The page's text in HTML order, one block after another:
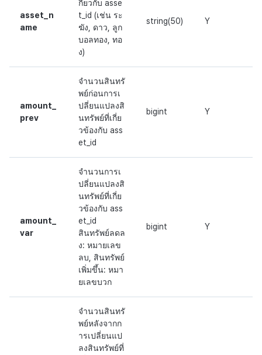
asset_n
ame
กี่ยวกับ asse
t_id (เช่น ระ
ฆัง, ดาว, ลูก
บอลทอง, ทอ
ง)
string(50) Y
amount_
prev
จำนวนสินทรั
พย์ก่อนการเ
ปลี่ยนแปลงสิ
นทรัพย์ที่เกี่ย
วข้องกับ ass
et_id
bigint Y
amount_
var
จำนวนการเ
ปลี่ยนแปลงสิ
นทรัพย์ที่เกี่ย
วข้องกับ ass
et_id
สินทรัพย์ลดล
ง: หมายเลข
ลบ, สินทรัพย์
เพิ่มขึ้น: หมา
ยเลขบวก
bigint Y
จำนวนสินทรั
พย์หลังจากก
ารเปลี่ยนแป
ลงสินทรัพย์ที่